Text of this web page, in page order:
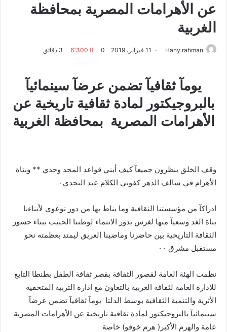
عن الأهرامات المصرية بمحافظة
الغربية
Hany rahman 11 فبراير، 2019 0 6٬300 3 دقائق
يومآ ثقافيآ تضمن عرضآ سينمائيآ
بالبروجيكتور لمادة ثقافية تاريخية عن
الأهرامات المصرية بمحافظة الغربية
وقف الخلق ينظرون جميعآ كيف أبني قواعد المجد وحدي ** وبناة
الأهرام في سالف الدهر كفوني الكلام عند التحدي٠
ادراكآ من مؤسستنا الثقافية وما يناط بها من دور توعوي لأبناءنا
بناة الغد وسعيآ منها لغرس بذور الانتماء لوطننا الحبيب ببناء جسور
الثقافة التاريخية بين حاضرنا وماضينا العريق ليمتد بعظمته نحو
مستقبل مشرق ٠٠
نظمت الهئة العامة لقصور الثقافة بقصر ثقافة الطفل بطنطا التابع
للادارة العامة لثقافة الغربية بالتعاون مع ادارة التربية المتحفية
الأثرية والتنمية الثقافية بوسط الدلتا يومآ ثقافيآ تضمن عرضآ
سينمائيآ بالبروجيكتور لمادة ثقافية تاريخية عن الأهرامات المصرية
عامة والهرم الأكبر( هرم خوفو) خاصة